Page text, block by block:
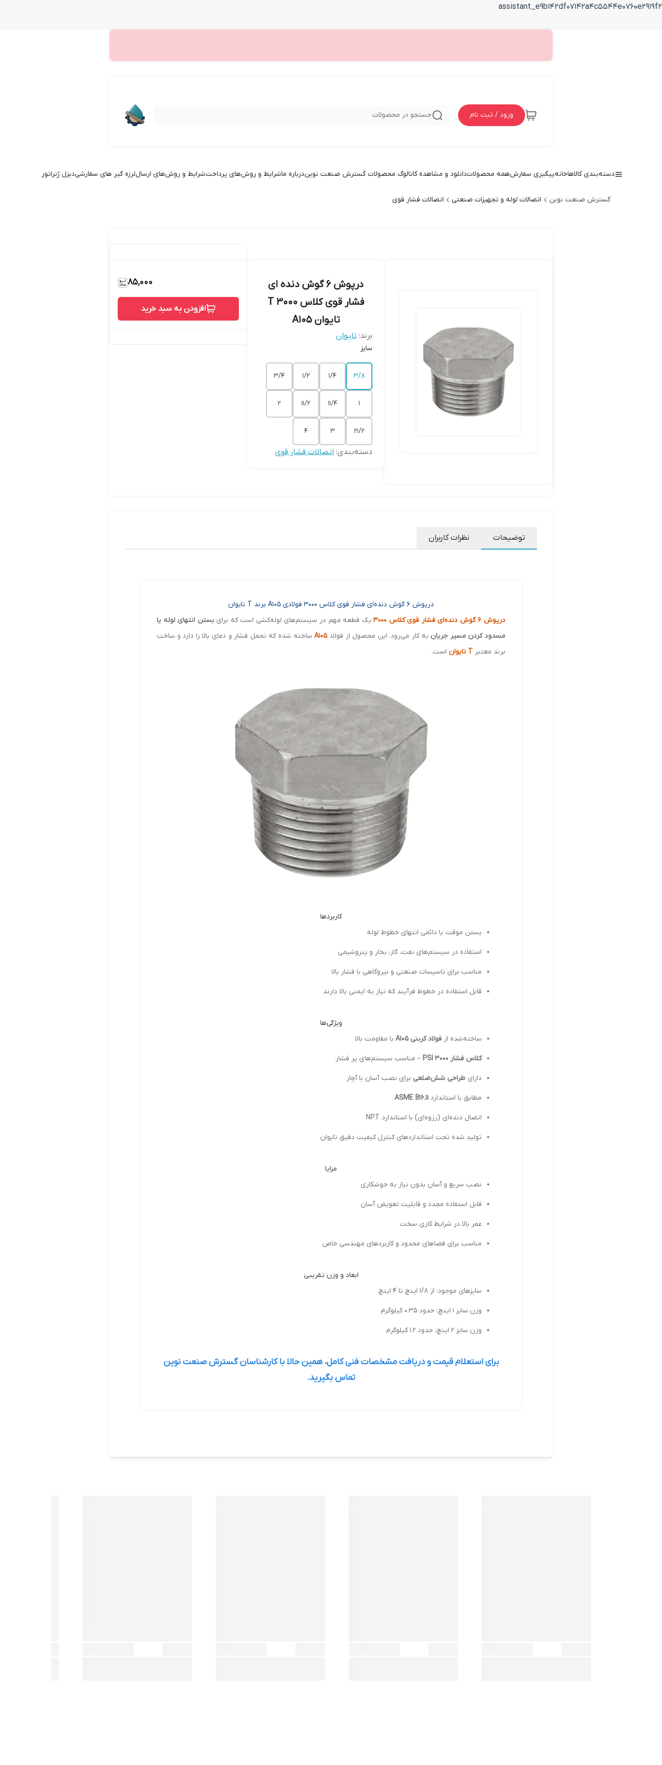
assistant_e9b142df07142a4c5544e0760e2919f2
ورود / ثبت نام جستجو در محصولات
دسته‌بندی کالاهاخانهپیگیری سفارشهمه محصولاتدانلود و مشاهده کاتالوگ محصولات گسترش صنعت نویندرباره ماشرایط و روش‌های پرداختشرایط و روش‌های ارساللرزه گیر های سفارشیدیزل ژنراتور
گسترش صنعت نوین اتصالات لوله و تجهیزات صنعتی اتصالات فشار قوی
درپوش 6 گوش دنده ای
فشار قوی کلاس 3000 T
تایوان A105
برند: تایوان
سایز
۳/۸ ۱/۴ ۱/۲ ۳/۴
۱ ۱۱/۴ ۱۱/۲ ۲
۲۱/۲ ۳ ۴
دسته‌بندی: اتصالات فشار قوی
85,000
افزودن به سبد خرید
توضیحات نظرات کاربران
درپوش 6 گوش دنده‌ای فشار قوی کلاس 3000 فولادی A105 برند T تایوان
درپوش 6 گوش دنده‌ای فشار قوی کلاس 3000
یک قطعه مهم در سیستم‌های لوله‌کشی است که برایبستن انتهای لوله یا
مسدود کردن مسیر جریان به کار می‌رود. این محصول از فولادA105ساخته شده که تحمل فشار و دمای بالا را دارد و ساخت
برند معتبر T تایوان است.
کاربردها
بستن موقت یا دائمی انتهای خطوط لوله
استفاده در سیستم‌های نفت، گاز، بخار و پتروشیمی
مناسب برای تاسیسات صنعتی و نیروگاهی با فشار بالا
قابل استفاده در خطوط فرآیند که نیاز به ایمنی بالا دارند
ویژگی‌ها
ساخته‌شده از فولاد کربنی A105 با مقاومت بالا
کلاس فشار 3000 PSI – مناسب سیستم‌های پر فشار
دارای طراحی شش‌ضلعی برای نصب آسان با آچار
مطابق با استاندارد ASME B16.11
اتصال دنده‌ای (رزوه‌ای) با استاندارد NPT
تولید شده تحت استانداردهای کنترل کیفیت دقیق تایوان
مزایا
نصب سریع و آسان بدون نیاز به جوشکاری
قابل استفاده مجدد و قابلیت تعویض آسان
عمر بالا در شرایط کاری سخت
مناسب برای فضاهای محدود و کاربردهای مهندسی خاص
ابعاد و وزن تقریبی
سایزهای موجود: از 1/8 اینچ تا 4 اینچ
وزن سایز 1 اینچ: حدود 0.35 کیلوگرم
وزن سایز 2 اینچ: حدود 1.2 کیلوگرم
برای استعلام قیمت و دریافت مشخصات فنی کامل، همین حالا با کارشناسانگسترش صنعت نوین
تماس بگیرید.